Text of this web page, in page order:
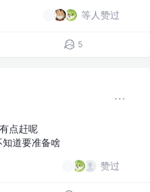
等人赞过
5
点赶呢
道要准备啥
赞过